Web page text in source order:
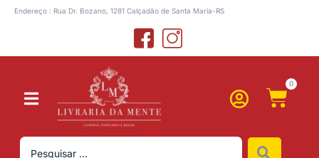
Endereço : Rua Dr. Bozano, 1281 Calçadão de Santa Maria-RS
0